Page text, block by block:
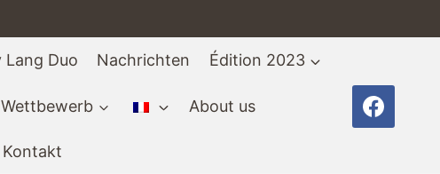
Duo Nachrichten Édition 2023
About us
Kontakt